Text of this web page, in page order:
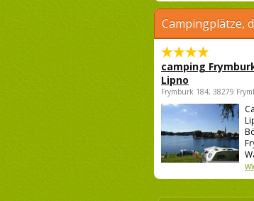
Campingplätze,
camping
Lipno
Frymburk 184, 38279